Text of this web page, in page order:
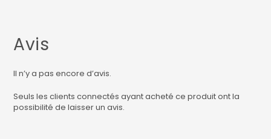
Avis
Il n’y a pas encore d’avis.
Seuls les clients connectés ayant acheté ce produit ont la
possibilité de laisser un avis.